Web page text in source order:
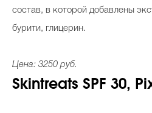
состав, в которой добавлены
бурити, глицерин.
Цена: 3250 руб.
Skintreats SPF 30,